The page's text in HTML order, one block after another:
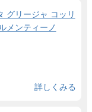
グリージャ コッリ
メンティーノ
詳しくみる